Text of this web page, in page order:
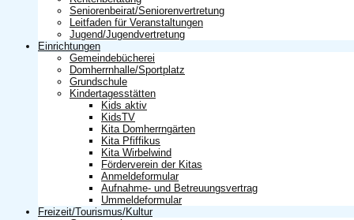
Seniorenbeirat/Seniorenvertretung
Leitfaden für Veranstaltungen
Jugend/Jugendvertretung
Einrichtungen
Gemeindebücherei
Domherrnhalle/Sportplatz
Grundschule
Kindertagesstätten
Kids aktiv
KidsTV
Kita Domherrngärten
Kita Pfiffikus
Kita Wirbelwind
Förderverein der Kitas
Anmeldeformular
Aufnahme- und Betreuungsvertrag
Ummeldeformular
Freizeit/Tourismus/Kultur